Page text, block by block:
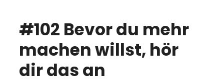
#102 Bevor du mehr
machen willst, hör
dir das an